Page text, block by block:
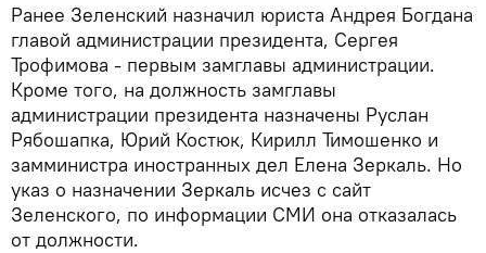
Ранее Зеленский назначил юриста Андрея Богдана
главой администрации президента, Сергея
Трофимова - первым замглавы администрации.
Кроме того, на должность замглавы
администрации президента назначены Руслан
Рябошапка, Юрий Костюк, Кирилл Тимошенко и
замминистра иностранных дел Елена Зеркаль. Но
указ о назначении Зеркаль исчез с сайт
Зеленского, по информации СМИ она отказалась
от должности.